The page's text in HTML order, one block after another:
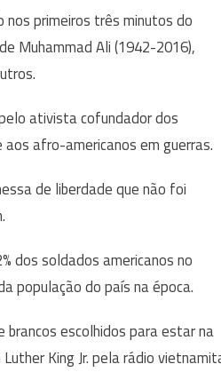
primeiros três minutos do
Muhammad Ali (1942-2016),
ativista cofundador dos
afro-americanos em guerras.
de liberdade que não foi
dos soldados americanos no
população do país na época.
escolhidos para estar na
King Jr. pela rádio